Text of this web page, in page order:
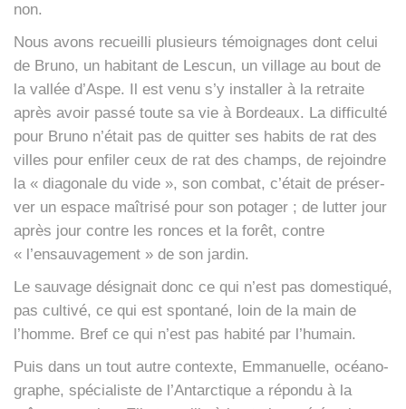
non.
Nous avons recueilli plu­sieurs témoi­gnages dont celui
de Bru­no, un habi­tant de Les­cun, un vil­lage au bout de
la val­lée d’Aspe. Il est venu s’y ins­tal­ler à la retraite
après avoir pas­sé toute sa vie à Bor­deaux. La dif­fi­cul­té
pour Bru­no n’était pas de quit­ter ses habits de rat des
villes pour enfi­ler ceux de rat des champs, de rejoindre
la « dia­go­nale du vide », son com­bat, c’était de pré­ser­
ver un espace maî­tri­sé pour son pota­ger ; de lut­ter jour
après jour contre les ronces et la forêt, contre
« l’ensauvagement » de son jar­din.
Le sau­vage dési­gnait donc ce qui n’est pas domes­ti­qué,
pas culti­vé, ce qui est spon­ta­né, loin de la main de
l’homme. Bref ce qui n’est pas habi­té par l’humain.
Puis dans un tout autre contexte, Emma­nuelle, océa­no­
graphe, spé­cia­liste de l’Antarctique a répon­du à la